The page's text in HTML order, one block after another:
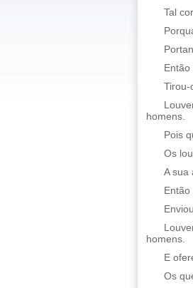
Tal
Então
Tirou-
homens.
Pois
Os
A sua
Então
homens.
E
Os